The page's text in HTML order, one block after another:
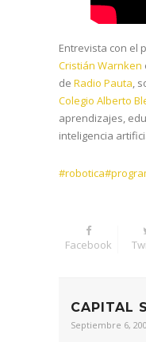
Entrevista con el
Cristián Warnken
de Radio Pauta,
Colegio Alberto
aprendizajes,
inteligencia
#robotica
Facebook
CAPITAL
Septiembre 6,